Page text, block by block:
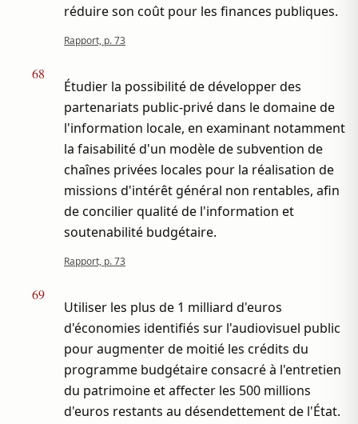
réduire son coût pour les finances publiques.
Rapport, p. 73
68
Étudier la possibilité de développer des
partenariats public-privé dans le domaine de
l'information locale, en examinant notamment
la faisabilité d'un modèle de subvention de
chaînes privées locales pour la réalisation de
missions d'intérêt général non rentables, afin
de concilier qualité de l'information et
soutenabilité budgétaire.
Rapport, p. 73
69
Utiliser les plus de 1 milliard d'euros
d'économies identifiés sur l'audiovisuel public
pour augmenter de moitié les crédits du
programme budgétaire consacré à l'entretien
du patrimoine et affecter les 500 millions
d'euros restants au désendettement de l'État.